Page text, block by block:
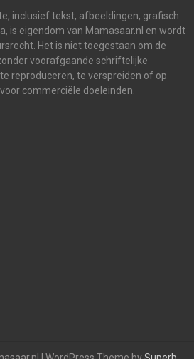
inclusief tekst, afbeeldingen, grafisch
is eigendom van Mamasaar.nl en wordt
Het is niet toegestaan om de
voorafgaande schriftelijke
reproduceren, te verspreiden of op
commerciële doeleinden.